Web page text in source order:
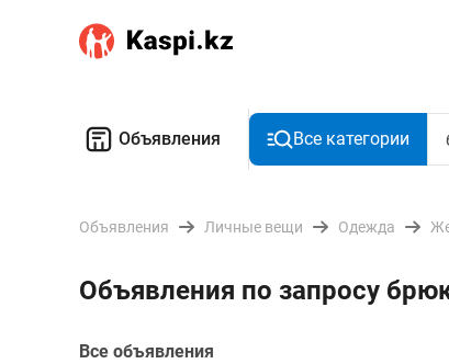
Объявления Все категории
Объявления Личные вещи Одежда
Объявления по запросу
Все объявления